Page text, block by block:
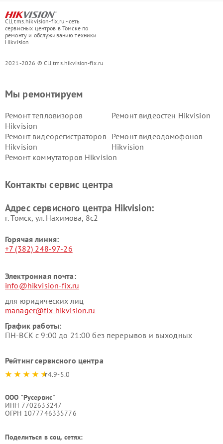
СЦ tms.hikvision-fix.ru - сеть
сервисных центров в Томске по
ремонту и обслуживанию техники
Hikvision
2021-2026 © СЦ tms.hikvision-fix.ru
Мы ремонтируем
Ремонт тепловизоров
Hikvision
Ремонт видеостен Hikvision
Ремонт видеорегистраторов
Hikvision
Ремонт видеодомофонов
Hikvision
Ремонт коммутаторов Hikvision
Контакты сервис центра
Адрес сервисного центра Hikvision:
г. Томск, ул. Нахимова, 8с2
Горячая линия:
+7 (382) 248-97-26
Электронная почта:
info@hikvision-fix.ru
для юридических лиц
manager@fix-hikvision.ru
График работы:
ПН-ВСК с 9:00 до 21:00 без перерывов и выходных
Рейтинг сервисного центра
4.9-5.0
ООО "Русервис"
ИНН 7702633247
ОГРН 1077746335776
Поделиться в соц. сетях: